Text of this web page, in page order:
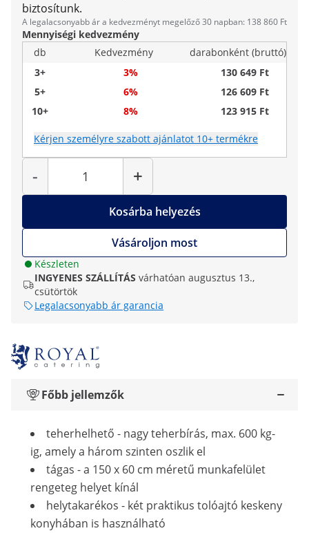
biztosítunk.
A legalacsonyabb ár a kedvezményt megelőző 30 napban: 138 860 Ft
Mennyiségi kedvezmény
db
Kedvezmény
darabonként (bruttó)
3+
3%
130 649 Ft
5+
6%
126 609 Ft
10+
8% 123 915 Ft
Kérjen személyre szabott ajánlatot 10+ termékre
-
Mennyiség
+
Kosárba helyezés
Vásároljon most
Készleten
INGYENES SZÁLLÍTÁS várhatóan augusztus 13.,
csütörtök
Legalacsonyabb ár garancia
Főbb jellemzők
teherhelhető - nagy teherbírás, max. 600 kg-
ig, amely a három szinten oszlik el
tágas - a 150 x 60 cm méretű munkafelület
rengeteg helyet kínál
helytakarékos - két praktikus tolóajtó keskeny
konyhában is használható